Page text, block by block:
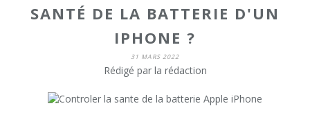
SANTÉ DE LA BATTERIE D'UN
IPHONE ?
31 MARS 2022
Rédigé par la rédaction